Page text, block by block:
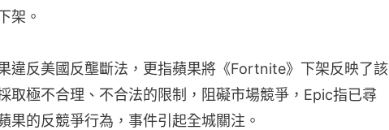
架。
違反美國反壟斷法，更指蘋果將《Fortnite》下架反映了該
取極不合理、不合法的限制，阻礙市場競爭，Epic指已尋
果的反競爭行為，事件引起全城關注。